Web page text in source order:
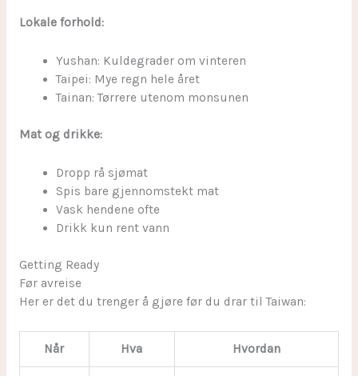
Lokale forhold:
Yushan: Kuldegrader om vinteren
Taipei: Mye regn hele året
Tainan: Tørrere utenom monsunen
Mat og drikke:
Dropp rå sjømat
Spis bare gjennomstekt mat
Vask hendene ofte
Drikk kun rent vann
Getting Ready
Før avreise
Her er det du trenger å gjøre før du drar til Taiwan:
Når Hva Hvordan